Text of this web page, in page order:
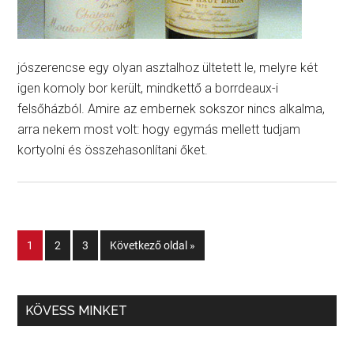
jószerencse egy olyan asztalhoz ültetett le, melyre két
igen komoly bor került, mindkettő a borrdeaux-i
felsőházból. Amire az embernek sokszor nincs alkalma,
arra nekem most volt: hogy egymás mellett tudjam
kortyolni és összehasonlítani őket.
1 2 3 Következő oldal »
KÖVESS MINKET